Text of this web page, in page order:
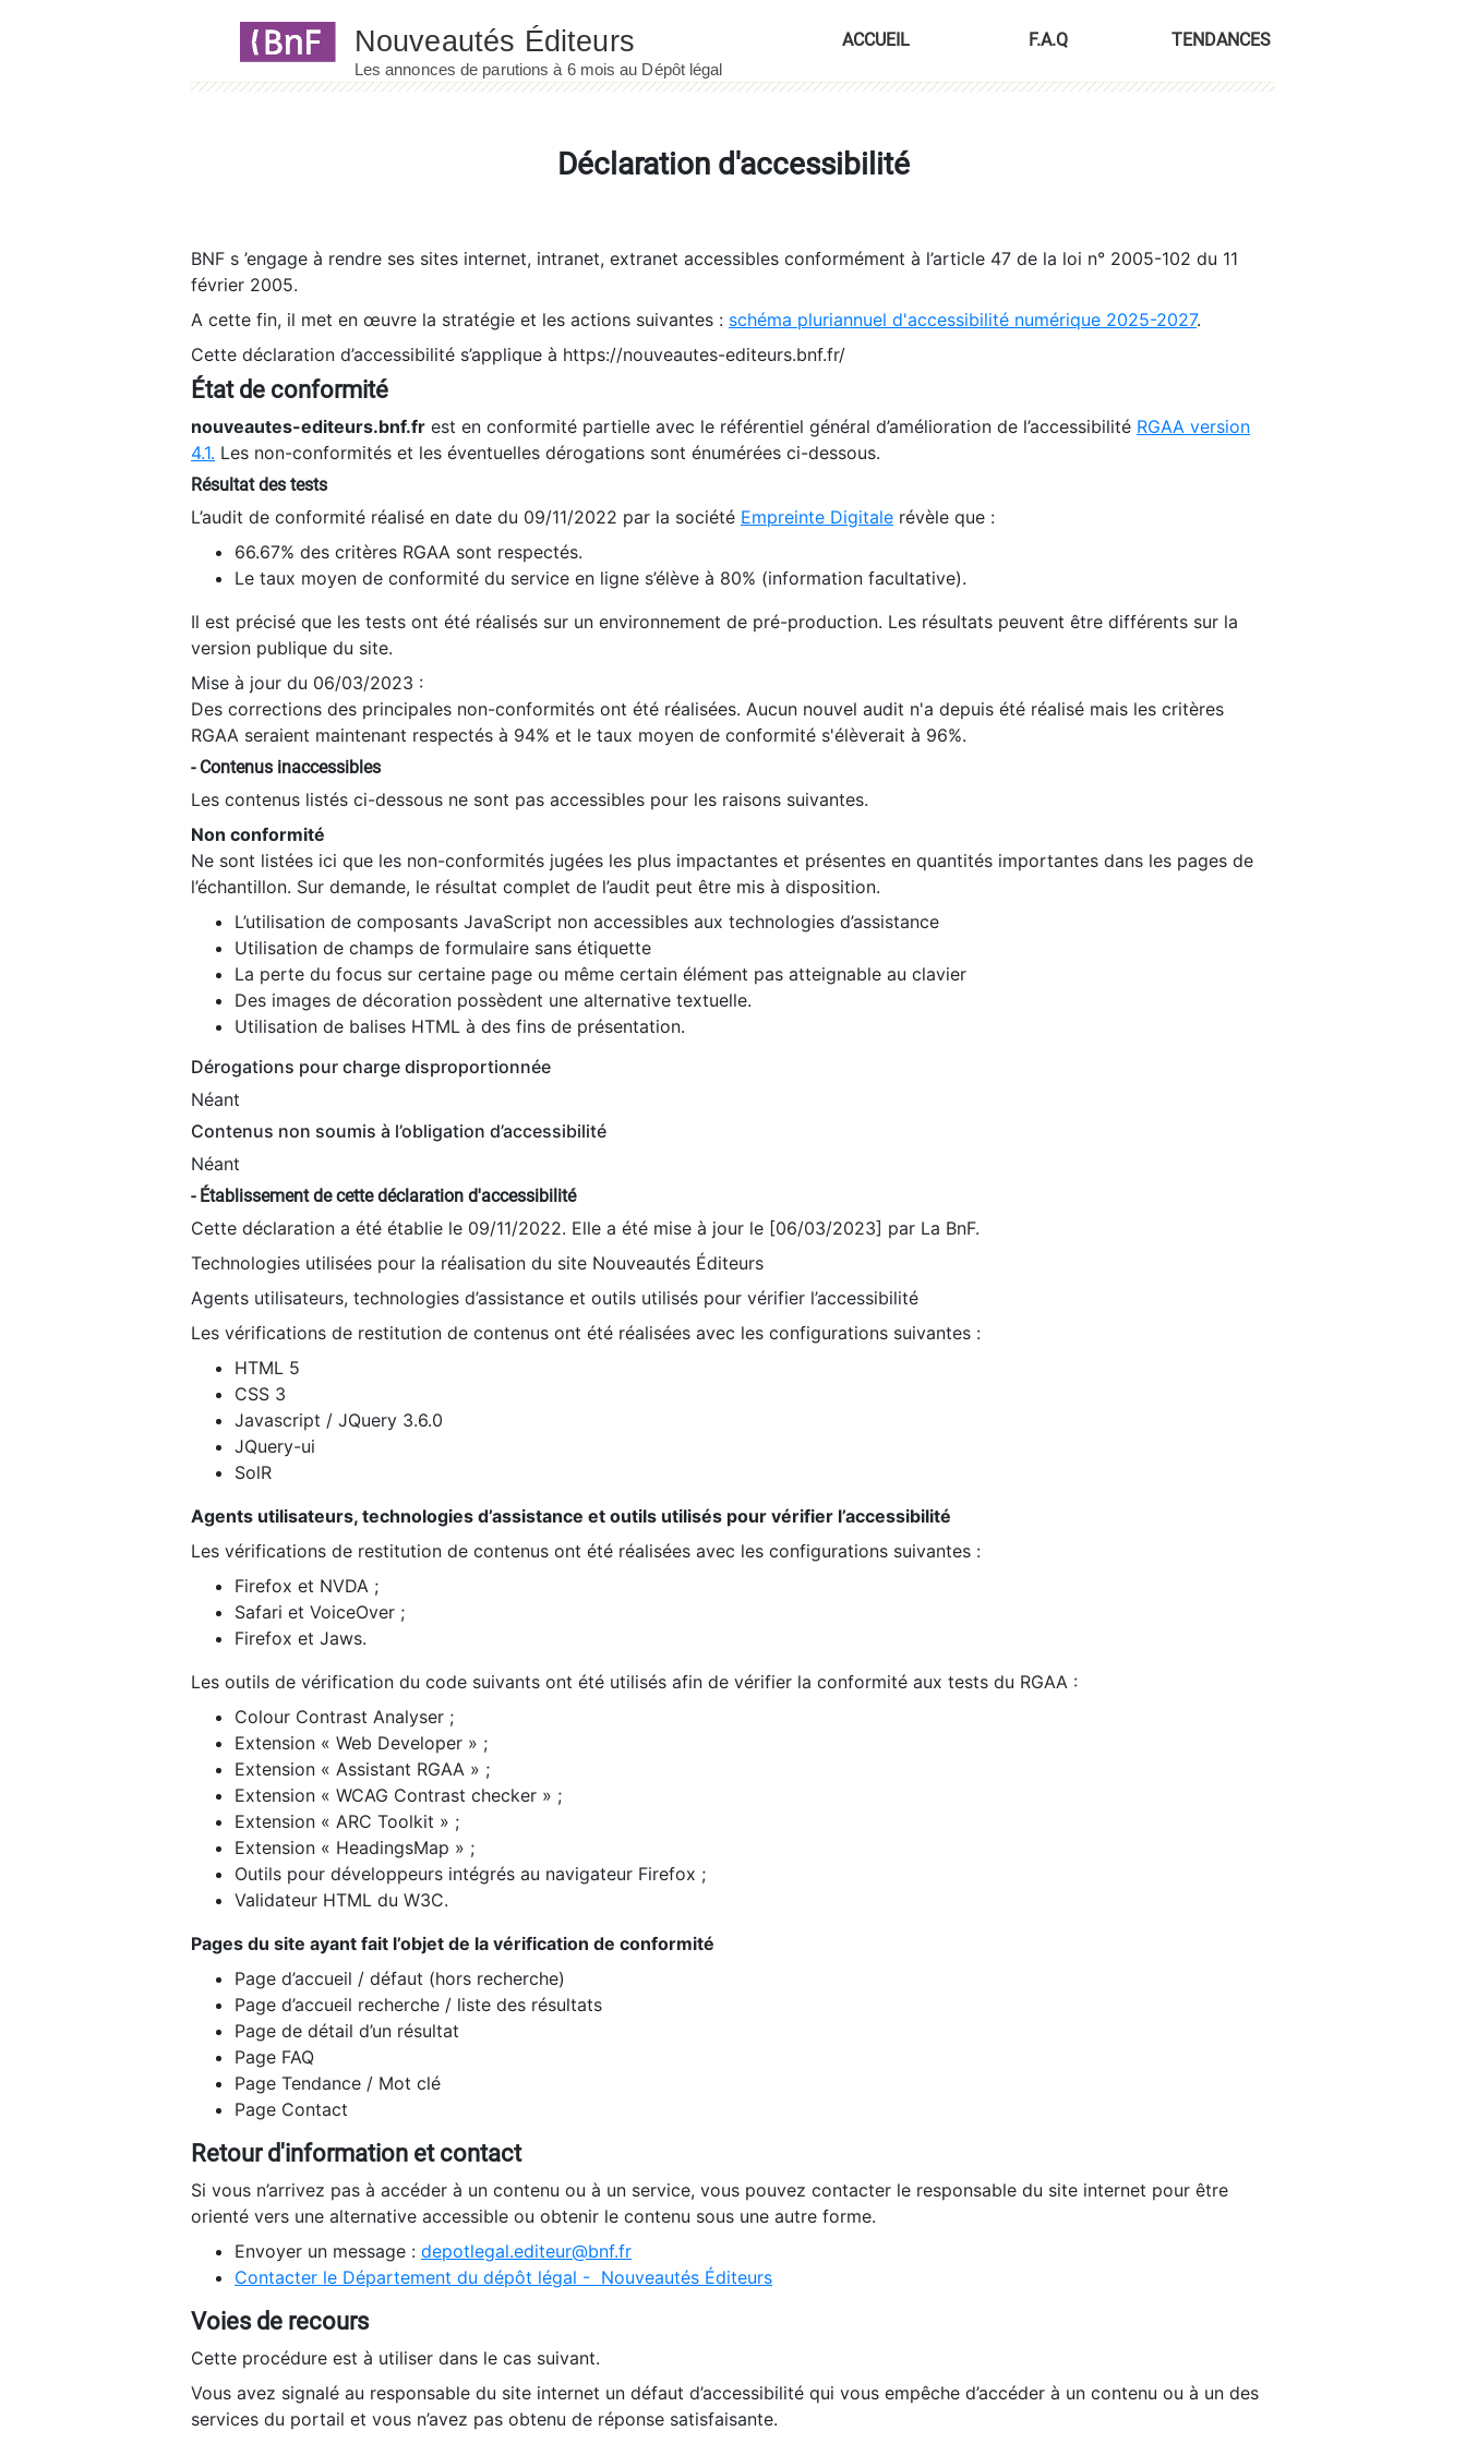
ACCUEIL F.A.Q TENDANCES
Déclaration d'accessibilité
BNF s ’engage à rendre ses sites internet, intranet, extranet accessibles conformément à l’article 47 de la loi n° 2005-102 du 11
février 2005.
A cette fin, il met en œuvre la stratégie et les actions suivantes : schéma pluriannuel d'accessibilité numérique 2025-2027.
Cette déclaration d’accessibilité s’applique à https://nouveautes-editeurs.bnf.fr/
État de conformité
nouveautes-editeurs.bnf.fr est en conformité partielle avec le référentiel général d’amélioration de l’accessibilité RGAA version
4.1. Les non-conformités et les éventuelles dérogations sont énumérées ci-dessous.
Résultat des tests
L’audit de conformité réalisé en date du 09/11/2022 par la société Empreinte Digitale révèle que :
66.67% des critères RGAA sont respectés.
Le taux moyen de conformité du service en ligne s’élève à 80% (information facultative).
Il est précisé que les tests ont été réalisés sur un environnement de pré-production. Les résultats peuvent être différents sur la
version publique du site.
Mise à jour du 06/03/2023 :
Des corrections des principales non-conformités ont été réalisées. Aucun nouvel audit n'a depuis été réalisé mais les critères
RGAA seraient maintenant respectés à 94% et le taux moyen de conformité s'élèverait à 96%.
- Contenus inaccessibles
Les contenus listés ci-dessous ne sont pas accessibles pour les raisons suivantes.
Non conformité
Ne sont listées ici que les non-conformités jugées les plus impactantes et présentes en quantités importantes dans les pages de
l’échantillon. Sur demande, le résultat complet de l’audit peut être mis à disposition.
L’utilisation de composants JavaScript non accessibles aux technologies d’assistance
Utilisation de champs de formulaire sans étiquette
La perte du focus sur certaine page ou même certain élément pas atteignable au clavier
Des images de décoration possèdent une alternative textuelle.
Utilisation de balises HTML à des fins de présentation.
Dérogations pour charge disproportionnée
Néant
Contenus non soumis à l’obligation d’accessibilité
Néant
- Établissement de cette déclaration d'accessibilité
Cette déclaration a été établie le 09/11/2022. Elle a été mise à jour le [06/03/2023] par La BnF.
Technologies utilisées pour la réalisation du site Nouveautés Éditeurs
Agents utilisateurs, technologies d’assistance et outils utilisés pour vérifier l’accessibilité
Les vérifications de restitution de contenus ont été réalisées avec les configurations suivantes :
HTML 5
CSS 3
Javascript / JQuery 3.6.0
JQuery-ui
SolR
Agents utilisateurs, technologies d’assistance et outils utilisés pour vérifier l’accessibilité
Les vérifications de restitution de contenus ont été réalisées avec les configurations suivantes :
Firefox et NVDA ;
Safari et VoiceOver ;
Firefox et Jaws.
Les outils de vérification du code suivants ont été utilisés afin de vérifier la conformité aux tests du RGAA :
Colour Contrast Analyser ;
Extension « Web Developer » ;
Extension « Assistant RGAA » ;
Extension « WCAG Contrast checker » ;
Extension « ARC Toolkit » ;
Extension « HeadingsMap » ;
Outils pour développeurs intégrés au navigateur Firefox ;
Validateur HTML du W3C.
Pages du site ayant fait l’objet de la vérification de conformité
Page d’accueil / défaut (hors recherche)
Page d’accueil recherche / liste des résultats
Page de détail d’un résultat
Page FAQ
Page Tendance / Mot clé
Page Contact
Retour d'information et contact
Si vous n’arrivez pas à accéder à un contenu ou à un service, vous pouvez contacter le responsable du site internet pour être
orienté vers une alternative accessible ou obtenir le contenu sous une autre forme.
Envoyer un message : depotlegal.editeur@bnf.fr
Contacter le Département du dépôt légal - Nouveautés Éditeurs
Voies de recours
Cette procédure est à utiliser dans le cas suivant.
Vous avez signalé au responsable du site internet un défaut d’accessibilité qui vous empêche d’accéder à un contenu ou à un des
services du portail et vous n’avez pas obtenu de réponse satisfaisante.